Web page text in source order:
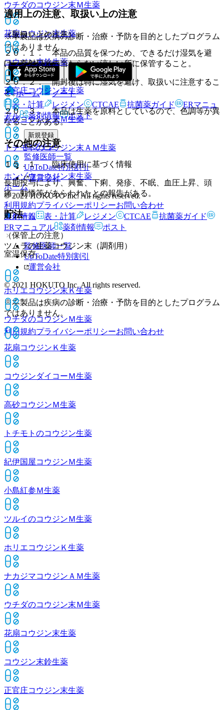
ウチダのコウジン末Ｍ生薬
花扇コウジン末生薬
コウジン末鈴生薬
正官庄コウジン末生薬
高砂コウジン末Ｍ生薬
トチモトのコウジン末ＡＭ生薬
ホンゾウコウジン末生薬
ホーム
薬剤情報
ツムラの生薬コウジン末（調剤用）
適用上の注意、取扱い上の注意
（取扱い上の注意）
２０．１． 本品の品質を保つため、できるだけ湿気を避
け、直射日光の当たらない涼しい所に保管すること。
２０．２． 開封後は特に湿気を避け、取扱いに注意するこ
と。
２０．３． 本品は生薬を原料としているので、色調等が異
なることがある。
その他の注意
１５．１． 臨床使用に基づく情報
長期投与により、興奮、下痢、発疹、不眠、血圧上昇、頭
痛、動悸等があらわれたとの報告がある。
貯法
（保管上の注意）
室温保存。
ホリエコウジン末Ｋ生薬
ウチダのコウジンＭ生薬
花扇コウジンＫ 生薬
コウジンダイコーＭ生薬
高砂コウジンＭ生薬
トチモトのコウジン生薬
紀伊国屋コウジンＭ生薬
小島紅参Ｍ生薬
ツルイのコウジンＭ生薬
ホリエコウジンＫ 生薬
ナカジマコウジンＡＭ生薬
ウチダのコウジン末Ｍ生薬
花扇コウジン末生薬
コウジン末鈴生薬
正官庄コウジン末生薬
※本製品は疾病の診断・治療・予防を目的としたプログラム
ではありません。
ホーム
ノート
表・計算
レジメン CTCAE 抗菌薬ガイド
ERマニュ
アル
薬剤情報 ポスト
新規登録
ログイン
監修医師一覧
UpToDate特別割引
運営会社
© 2021 HOKUTO Inc. All rights reserved.
利用規約プライバシーポリシーお問い合わせ
ホーム
表・計算 レジメン CTCAE
抗菌薬ガイド
ERマニュアル
薬剤情報 ポスト
監修医師一覧
UpToDate特別割引
運営会社
© 2021 HOKUTO Inc. All rights reserved.
※本製品は疾病の診断・治療・予防を目的としたプログラム
ではありません。
利用規約プライバシーポリシーお問い合わせ